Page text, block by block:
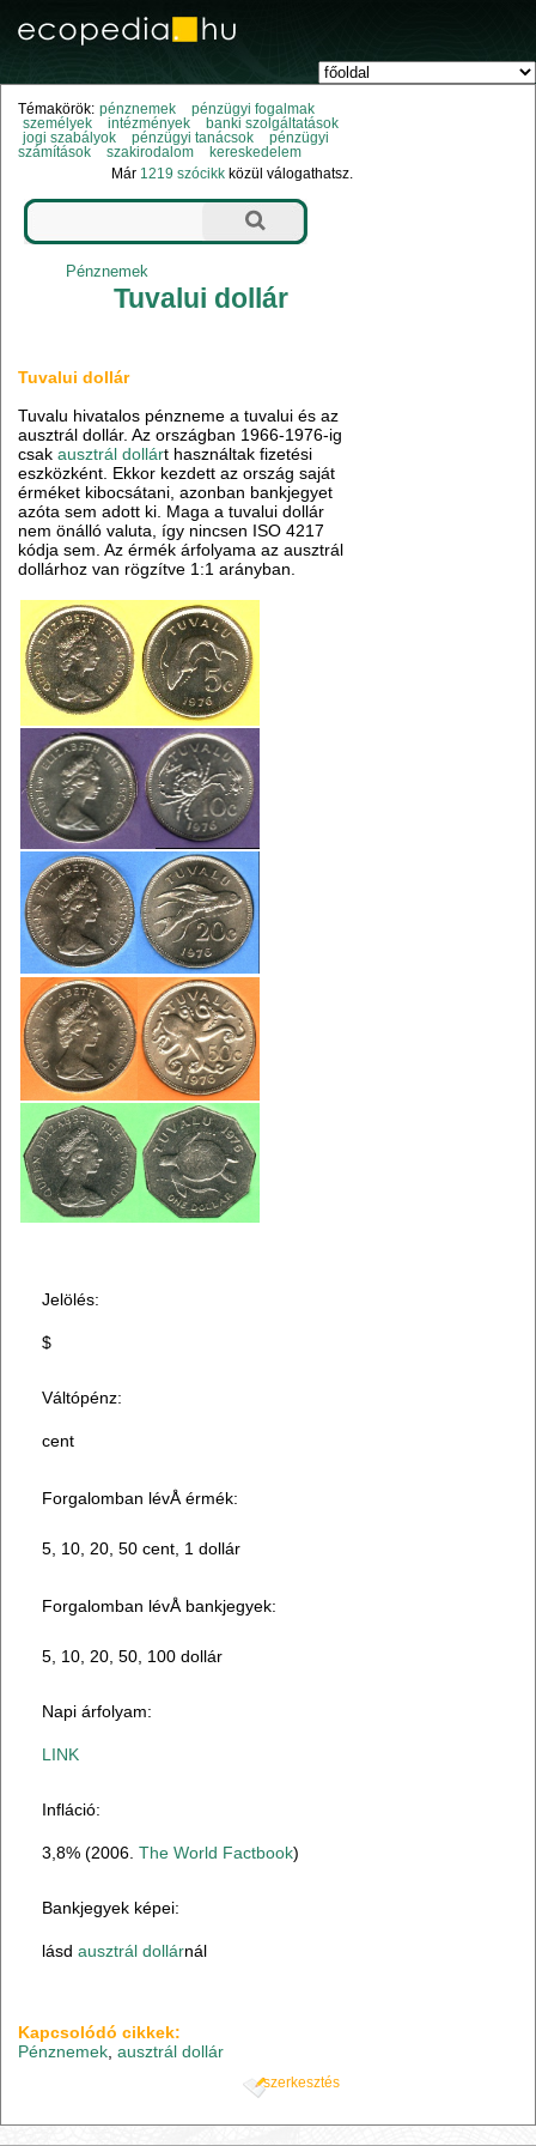
Témakörök: pénznemek
pénzügyi fogalmak
személyek
intézmények
banki szolgáltatások
jogi szabályok
pénzügyi tanácsok
pénzügyi
számítások
szakirodalom
kereskedelem
Már 1219 szócikk közül válogathatsz.
Pénznemek
Tuvalui dollár
Tuvalui dollár
Tuvalu hivatalos pénzneme a tuvalui és az
ausztrál dollár. Az országban 1966-1976-ig
csakausztrál dollárt használtak fizetési
eszközként. Ekkor kezdett az ország saját
érméket kibocsátani, azonban bankjegyet
azóta sem adott ki. Maga a tuvalui dollár
nem önálló valuta, így nincsen ISO 4217
kódja sem. Az érmék árfolyama az ausztrál
dollárhoz van rögzítve 1:1 arányban.
Jelölés:
$
Váltópénz:
cent
Forgalomban lévÅ érmék:
5, 10, 20, 50 cent, 1 dollár
Forgalomban lévÅ bankjegyek:
5, 10, 20, 50, 100 dollár
Napi árfolyam:
LINK
Infláció:
3,8% (2006.The World Factbook)
Bankjegyek képei:
lásdausztrál dollárnál
Kapcsolódó cikkek:
Pénznemek ,ausztrál dollár
szerkesztés